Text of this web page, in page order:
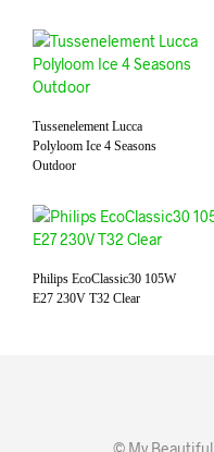
Tussenelement Lucca
Polyloom Ice 4 Seasons
Outdoor
Philips EcoClassic30 105W
E27 230V T32 Clear
© My